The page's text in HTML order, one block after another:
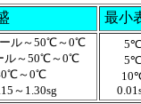
最小
ル～50℃～0℃
ル～50℃～0℃
～0℃
～1.30sg
5℃
5℃